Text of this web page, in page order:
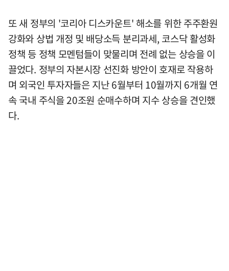
또 새 정부의 '코리아 디스카운트' 해소를 위한 주주환원
강화와 상법 개정 및 배당소득 분리과세, 코스닥 활성화
정책 등 정책 모멘텀들이 맞물리며 전례 없는 상승을 이
끌었다. 정부의 자본시장 선진화 방안이 호재로 작용하
며 외국인 투자자들은 지난 6월부터 10월까지 6개월 연
속 국내 주식을 20조원 순매수하며 지수 상승을 견인했
다.